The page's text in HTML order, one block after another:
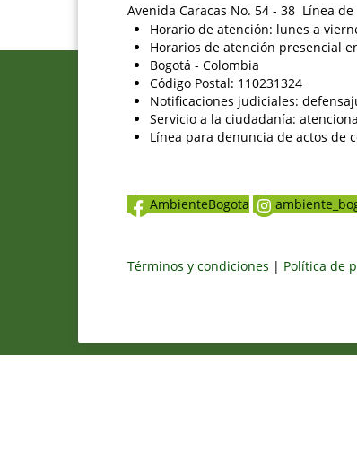
Avenida Caracas No. 54 - 38 Línea
Horario de atención: lunes a
Horarios de atención presencial
Bogotá - Colombia
Código Postal: 110231324
Notificaciones judiciales:
Servicio a la ciudadanía:
Línea para denuncia de actos de
AmbienteBogota
Términos y condiciones | Política de